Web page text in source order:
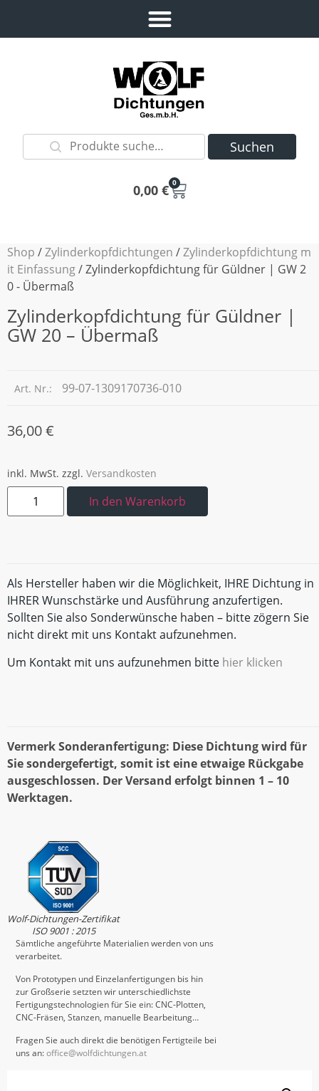
Suchen
0,00 € 0
Shop /Zylinderkopfdichtungen /Zylinderkopfdichtung m
it Einfassung/ Zylinderkopfdichtung für Güldner | GW 2
0 - Übermaß
Zylinderkopfdichtung für Güldner |
GW 20 – Übermaß
Art. Nr.: 99-07-1309170736-010
36,00€
inkl. MwSt. zzgl. Versandkosten
In den Warenkorb
Als Hersteller haben wir die Möglichkeit, IHRE Dichtung in
IHRER Wunschstärke und Ausführung anzufertigen.
Sollten Sie also Sonderwünsche haben – bitte zögern Sie
nicht direkt mit uns Kontakt aufzunehmen.
Um Kontakt mit uns aufzunehmen bitte hier klicken
Vermerk Sonderanfertigung: Diese Dichtung wird für
Sie sondergefertigt, somit ist eine etwaige Rückgabe
ausgeschlossen. Der Versand erfolgt binnen 1 – 10
Werktagen.
Wolf-Dichtungen-Zertifikat
ISO 9001 : 2015
Sämtliche angeführte Materialien werden von uns
verarbeitet.
Von Prototypen und Einzelanfertigungen bis hin
zur Großserie setzten wir unterschiedlichste
Fertigungstechnologien für Sie ein: CNC-Plotten,
CNC-Fräsen, Stanzen, manuelle Bearbeitung…
Fragen Sie auch direkt die benötigen Fertigteile bei
uns an:office@wolfdichtungen.at